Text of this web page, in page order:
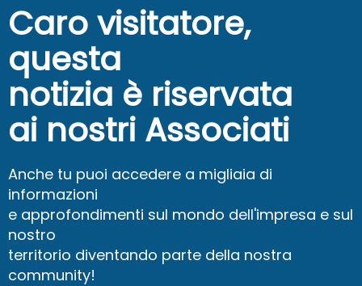
Caro visitatore,
questa
notizia è riservata
ai nostri Associati
Anche tu puoi accedere a migliaia di
informazioni
e approfondimenti sul mondo dell'impresa e sul
nostro
territorio diventando parte della nostra
community!